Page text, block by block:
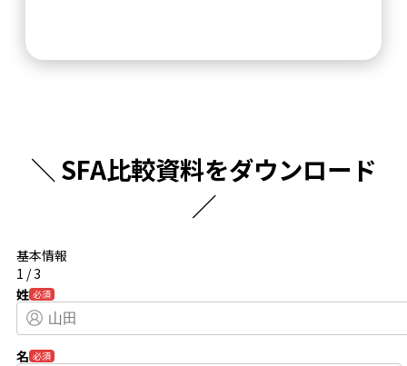
＼ SFA比較資料をダウンロード
／
基本情報
1 /3
姓 必須
名 必須